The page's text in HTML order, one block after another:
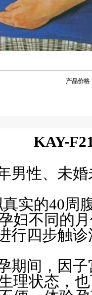
产品价格
男性、未
实的40周
妇不同的
行四步触
期间，因
理状态，